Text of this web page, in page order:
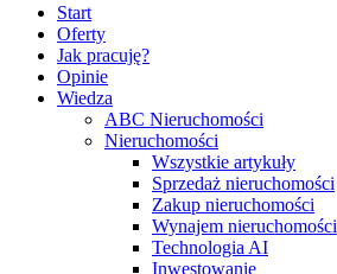
Start
Oferty
Jak pracuję?
Opinie
Wiedza
ABC Nieruchomości
Nieruchomości
Wszystkie artykuły
Sprzedaż nieruchomości
Zakup nieruchomości
Wynajem nieruchomości
Technologia AI
Inwestowanie